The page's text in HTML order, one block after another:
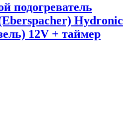
подогреватель
Hydronic
12V + таймер